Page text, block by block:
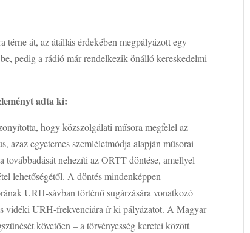
át, az átállás érdekében megpályázott egy
pedig a rádió már rendelkezik önálló kereskedelmi
adta ki:
hogy közszolgálati műsora megfelel az
azaz egyetemes szemléletmódja alapján műsorai
nehezíti az ORTT döntése, amellyel
lehetőségétől. A döntés mindenképpen
URH-sávban történő sugárzására vonatkozó
vidéki URH-frekvenciára ír ki pályázatot. A Magyar
követően – a törvényesség keretei között